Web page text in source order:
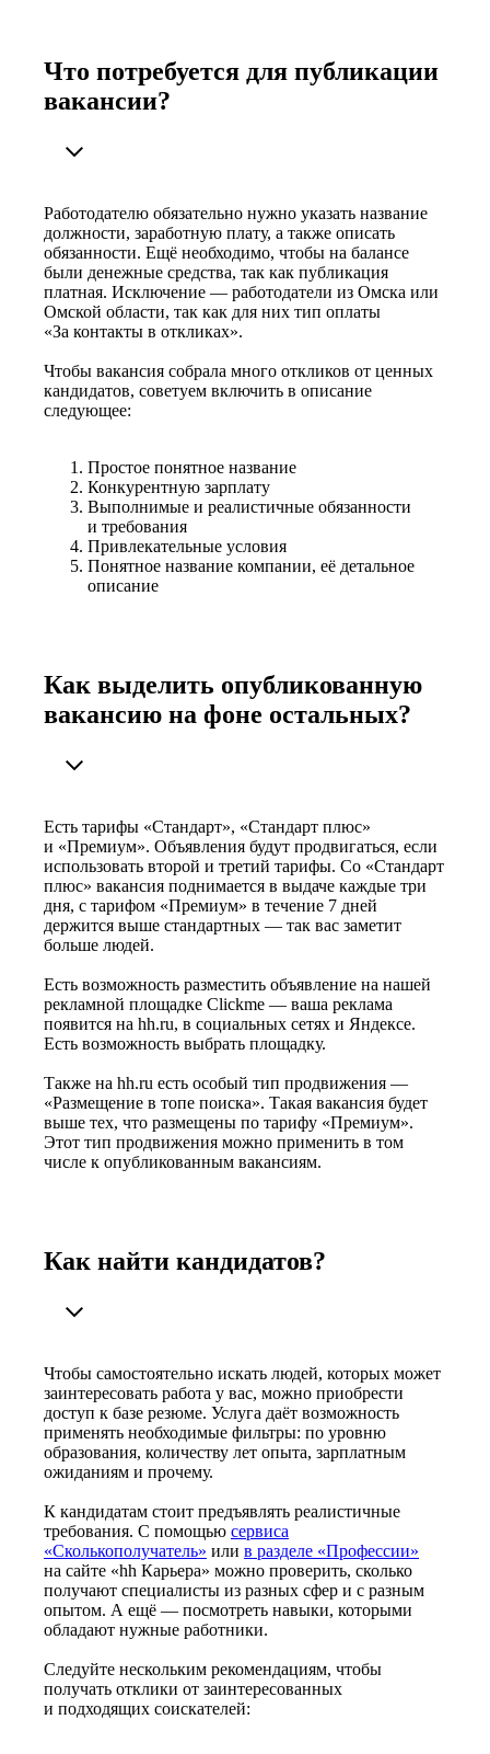
Что потребуется для публикации
вакансии?
Работодателю обязательно нужно указать название
должности, заработную плату, а также описать
обязанности. Ещё необходимо, чтобы на балансе
были денежные средства, так как публикация
платная. Исключение — работодатели из Омска или
Омской области, так как для них тип оплаты
«За контакты в откликах».
Чтобы вакансия собрала много откликов от ценных
кандидатов, советуем включить в описание
следующее:
Простое понятное название
Конкурентную зарплату
Выполнимые и реалистичные обязанности
и требования
Привлекательные условия
Понятное название компании, её детальное
описание
Как выделить опубликованную
вакансию на фоне остальных?
Есть тарифы «Стандарт», «Стандарт плюс»
и «Премиум». Объявления будут продвигаться, если
использовать второй и третий тарифы. Со «Стандарт
плюс» вакансия поднимается в выдаче каждые три
дня, с тарифом «Премиум» в течение 7 дней
держится выше стандартных — так вас заметит
больше людей.
Есть возможность разместить объявление на нашей
рекламной площадке Clickme — ваша реклама
появится на hh.ru, в социальных сетях и Яндексе.
Есть возможность выбрать площадку.
Также на hh.ru есть особый тип продвижения —
«Размещение в топе поиска». Такая вакансия будет
выше тех, что размещены по тарифу «Премиум».
Этот тип продвижения можно применить в том
числе к опубликованным вакансиям.
Как найти кандидатов?
Чтобы самостоятельно искать людей, которых может
заинтересовать работа у вас, можно приобрести
доступ к базе резюме. Услуга даёт возможность
применять необходимые фильтры: по уровню
образования, количеству лет опыта, зарплатным
ожиданиям и прочему.
К кандидатам стоит предъявлять реалистичные
требования. С помощью сервиса
«Сколькополучатель» или в разделе «Профессии»
на сайте «hh Карьера» можно проверить, сколько
получают специалисты из разных сфер и с разным
опытом. А ещё — посмотреть навыки, которыми
обладают нужные работники.
Следуйте нескольким рекомендациям, чтобы
получать отклики от заинтересованных
и подходящих соискателей: